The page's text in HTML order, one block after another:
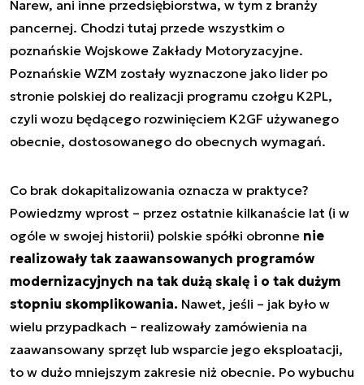
Narew, ani inne przedsiębiorstwa, w tym z branży
pancernej. Chodzi tutaj przede wszystkim o
poznańskie Wojskowe Zakłady Motoryzacyjne.
Poznańskie WZM zostały wyznaczone jako lider po
stronie polskiej do realizacji programu czołgu K2PL,
czyli wozu będącego rozwinięciem K2GF używanego
obecnie, dostosowanego do obecnych wymagań.
Co brak dokapitalizowania oznacza w praktyce?
Powiedzmy wprost – przez ostatnie kilkanaście lat (i w
ogóle w swojej historii) polskie spółki obronne nie
realizowały tak zaawansowanych programów
modernizacyjnych na tak dużą skalę i o tak dużym
stopniu skomplikowania. Nawet, jeśli – jak było w
wielu przypadkach – realizowały zamówienia na
zaawansowany sprzęt lub wsparcie jego eksploatacji,
to w dużo mniejszym zakresie niż obecnie. Po wybuchu